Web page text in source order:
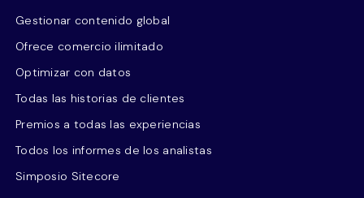
Gestionar contenido global
Ofrece comercio ilimitado
Optimizar con datos
Todas las historias de clientes
Premios a todas las experiencias
Todos los informes de los analistas
Simposio Sitecore